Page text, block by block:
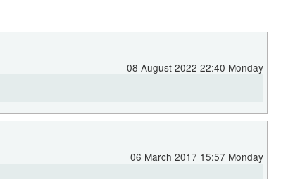
08 August 2022 22:40 Monday
06 March 2017 15:57 Monday